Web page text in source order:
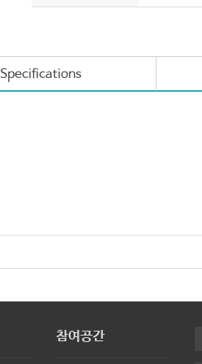
Specifications
참여공간